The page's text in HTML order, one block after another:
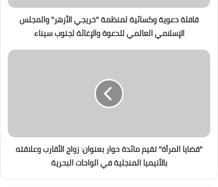
قافلة دعوية وكسائية لمنظمة "خريجي الأزهر" والمجلس
الإسلامي العالمي للدعوة والإغاثة لجنوب سيناء
"قضايا المرأة" تقيم مائدة حوار بعنوان: زواج الأقارب وعلاقته
بالأنيميا المنجلية في الواحات البحرية